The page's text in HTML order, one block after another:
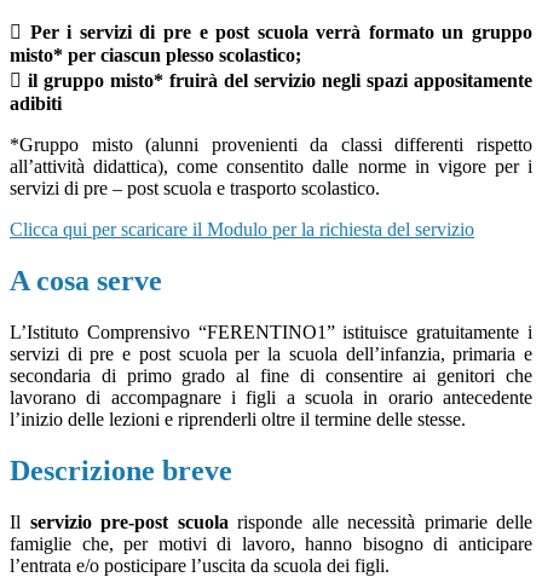
 Per i servizi di pre e post scuola verrà formato un gruppo
misto* per ciascun plesso scolastico;
 il gruppo misto* fruirà del servizio negli spazi appositamente
adibiti
*Gruppo misto (alunni provenienti da classi differenti rispetto
all’attività didattica), come consentito dalle norme in vigore per i
servizi di pre – post scuola e trasporto scolastico.
Clicca qui per scaricare il Modulo per la richiesta del servizio
A cosa serve
L’Istituto Comprensivo “FERENTINO1” istituisce gratuitamente i
servizi di pre e post scuola per la scuola dell’infanzia, primaria e
secondaria di primo grado al fine di consentire ai genitori che
lavorano di accompagnare i figli a scuola in orario antecedente
l’inizio delle lezioni e riprenderli oltre il termine delle stesse.
Descrizione breve
Il servizio pre-post scuola risponde alle necessità primarie delle
famiglie che, per motivi di lavoro, hanno bisogno di anticipare
l’entrata e/o posticipare l’uscita da scuola dei figli.